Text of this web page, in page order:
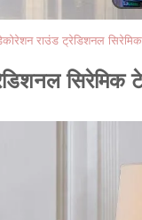
राउंड ट्रेडिशनल